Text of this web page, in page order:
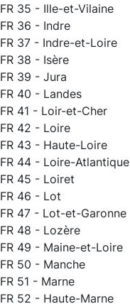
FR 35 - Ille-et-Vilaine
FR 36 - Indre
FR 37 - Indre-et-Loire
FR 38 - Isère
FR 39 - Jura
FR 40 - Landes
FR 41 - Loir-et-Cher
FR 42 - Loire
FR 43 - Haute-Loire
FR 44 - Loire-Atlantique
FR 45 - Loiret
FR 46 - Lot
FR 47 - Lot-et-Garonne
FR 48 - Lozère
FR 49 - Maine-et-Loire
FR 50 - Manche
FR 51 - Marne
FR 52 - Haute-Marne